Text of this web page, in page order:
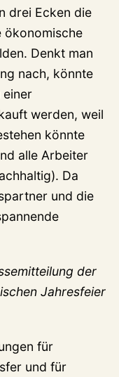
drei Ecken die
ökonomische
Denkt man
nach, könnte
einer
werden, weil
könnte
alle Arbeiter
Da
und die
der
Jahresfeier
für
und für